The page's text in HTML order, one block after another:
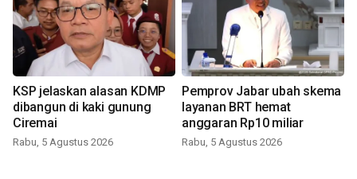
KSP jelaskan alasan KDMP
dibangun di kaki gunung
Ciremai
Rabu, 5 Agustus 2026
Pemprov Jabar ubah skema
layanan BRT hemat
anggaran Rp10 miliar
Rabu, 5 Agustus 2026